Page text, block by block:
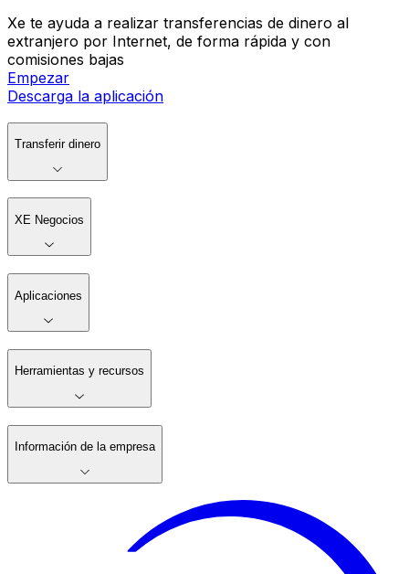
Xe te ayuda a realizar transferencias de dinero al
extranjero por Internet, de forma rápida y con
comisiones bajas
Empezar
Descarga la aplicación
Transferir dinero
XE Negocios
Aplicaciones
Herramientas y recursos
Información de la empresa